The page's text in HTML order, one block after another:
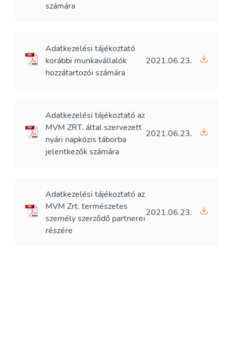
számára
Adatkezelési tájékoztató
korábbi munkavállalók
hozzátartozói számára
2021.06.23.
Adatkezelési tájékoztató az
MVM ZRT. által szervezett
nyári napközis táborba
jelentkezők számára
2021.06.23.
Adatkezelési tájékoztató az
MVM Zrt. természetes
személy szerződő partnerei
részére
2021.06.23.